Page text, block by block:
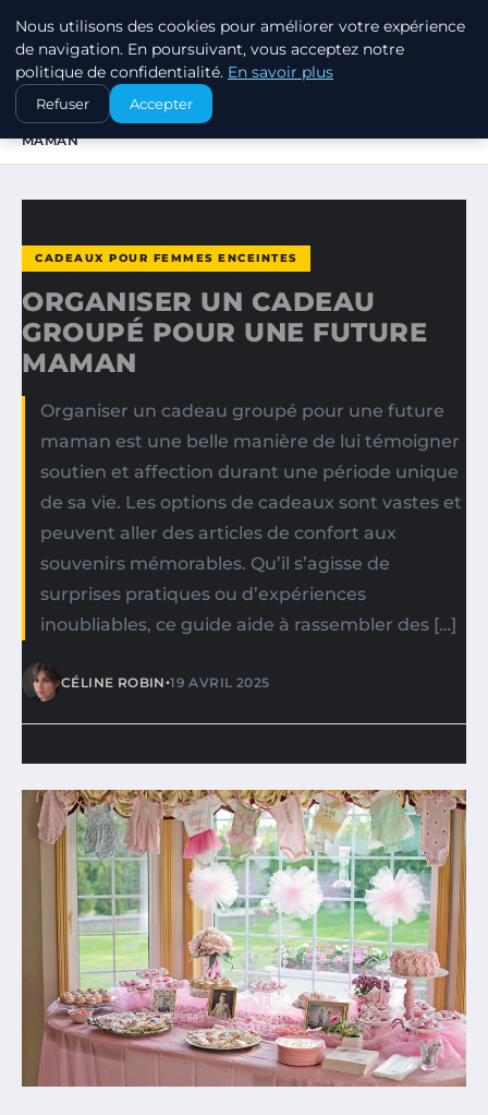
SWISSTALES
ACCUEIL
CADEAUX POUR FEMMES ENCEINTES
ORGANISER UN CADEAU GROUPÉ POUR UNE FUTURE
MAMAN
CADEAUX POUR FEMMES ENCEINTES
ORGANISER UN CADEAU
GROUPÉ POUR UNE FUTURE
MAMAN
Organiser un cadeau groupé pour une future
maman est une belle manière de lui témoigner
soutien et affection durant une période unique
de sa vie. Les options de cadeaux sont vastes et
peuvent aller des articles de confort aux
souvenirs mémorables. Qu’il s’agisse de
surprises pratiques ou d’expériences
inoubliables, ce guide aide à rassembler des […]
CÉLINE ROBIN•19 AVRIL 2025
Nous utilisons des cookies pour améliorer votre expérience
de navigation. En poursuivant, vous acceptez notre
politique de confidentialité. En savoir plus
Refuser Accepter